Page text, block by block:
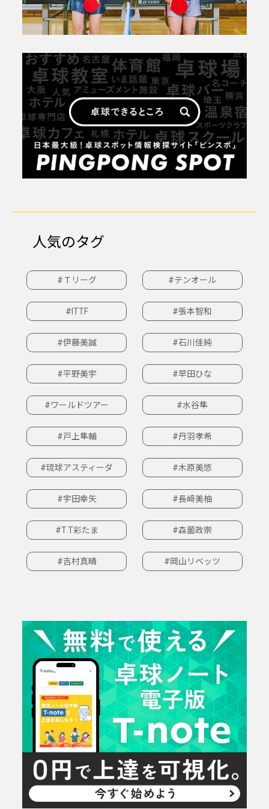
人気のタグ
#Ｔリーグ #テンオール
#ITTF #張本智和
#伊藤美誠 #石川佳純
#平野美宇 #早田ひな
#ワールドツアー #水谷隼
#戸上隼輔 #丹羽孝希
#琉球アスティーダ #木原美悠
#宇田幸矢 #長﨑美柚
#T.T彩たま #森薗政崇
#吉村真晴 #岡山リベッツ